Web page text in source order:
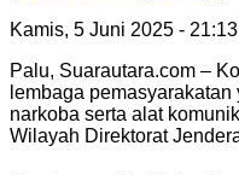
Kamis, 5 Juni 2025 -
Palu, Suarautara.com –
lembaga
narkoba serta alat
Wilayah Direktorat